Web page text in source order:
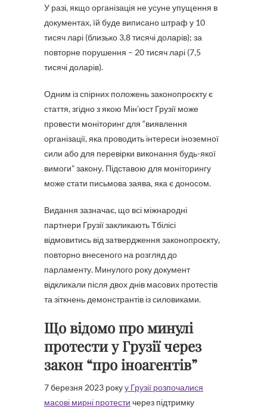
У разі, якщо організація не усуне упущення в
документах, їй буде виписано штраф у 10
тисяч ларі (близько 3,8 тисячі доларів); за
повторне порушення – 20 тисяч ларі (7,5
тисячі доларів).
Одним із спірних положень законопроєкту є
стаття, згідно з якою Мін’юст Грузії може
провести моніторинг для “виявлення
організації, яка проводить інтереси іноземної
сили або для перевірки виконання будь-якої
вимоги” закону. Підставою для моніторингу
може стати письмова заява, яка є доносом.
Видання зазначає, що всі міжнародні
партнери Грузії закликають Тбілісі
відмовитись від затвердження законопроєкту,
повторно внесеного на розгляд до
парламенту. Минулого року документ
відкликали після двох днів масових протестів
та зіткнень демонстрантів із силовиками.
Що відомо про минулі
протести у Грузії через
закон “про іноагентів”
7 березня 2023 рокуу Грузії розпочалися
масові мирні протести через підтримку